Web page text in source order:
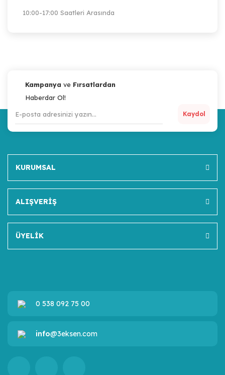
10:00-17:00 Saatleri Arasında
Kampanya ve Fırsatlardan
Haberdar Ol!
Kaydol
KURUMSAL
ALIŞVERİŞ
ÜYELİK
0 538 092 75 00
info@3eksen.com